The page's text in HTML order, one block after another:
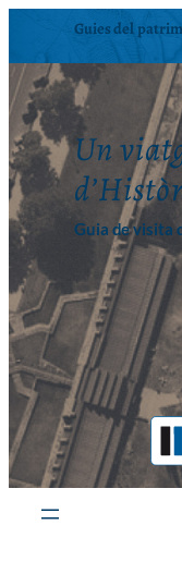
contingut
Guies del
Un
Guia de visita